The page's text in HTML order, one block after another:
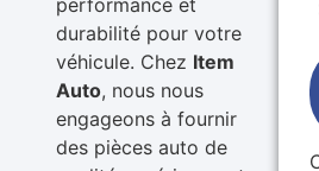
durabilité pour votre
véhicule. Chez Item
Auto, nous nous
engageons à fournir
des pièces auto de